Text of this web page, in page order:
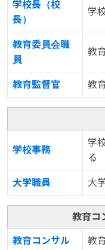
学校長（校
長）
学
教育委員会職
員
教
教育監督官 教
学校事務
学
る
大学職員 大
教育コ
教育コンサル
教